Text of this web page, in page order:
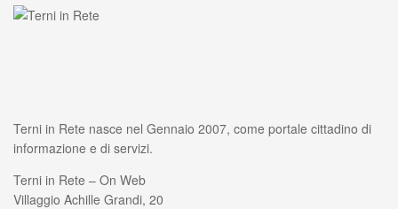
Terni in Rete nasce nel Gennaio 2007, come portale cittadino di
informazione e di servizi.
Terni in Rete – On Web
Villaggio Achille Grandi, 20